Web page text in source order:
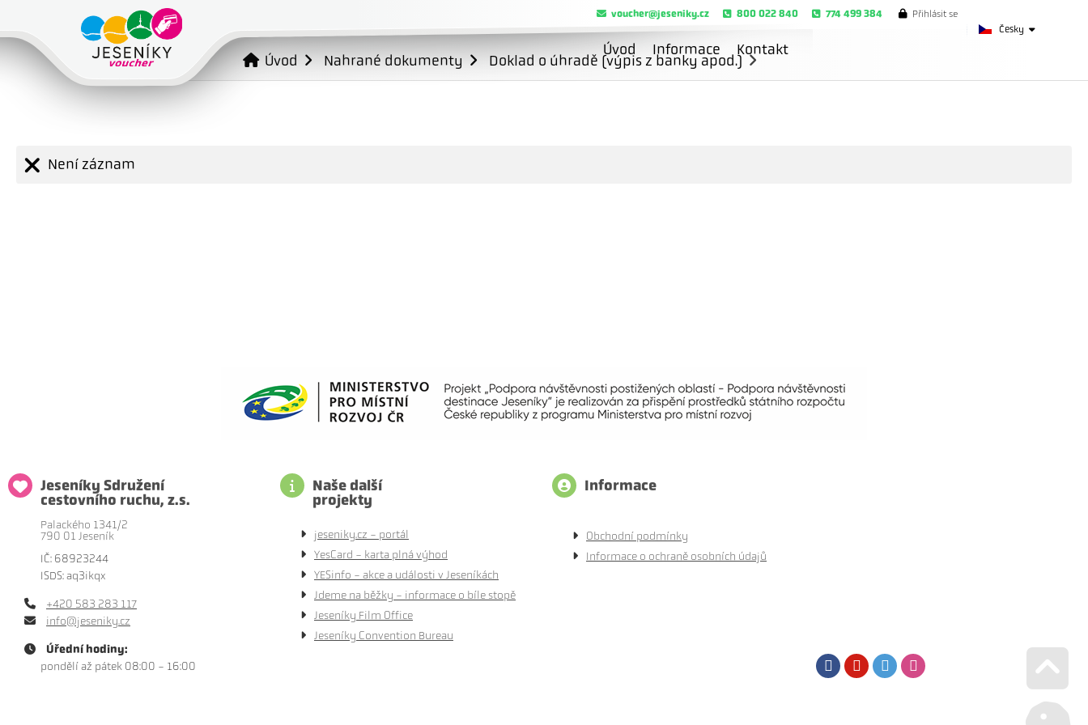
Česky
voucher@jeseniky.cz 800 022 840 774 499 384 Přihlásit se
Úvod Informace Kontakt
Úvod Nahrané dokumenty Doklad o úhradě (výpis z banky apod.)
Není záznam
Jeseníky Sdružení
cestovního ruchu, z.s.
Palackého 1341/2
790 01 Jeseník
IČ: 68923244
ISDS: aq3ikqx
+420 583 283 117
info@jeseniky.cz
Úřední hodiny:
pondělí až pátek 08:00 - 16:00
Naše další
projekty
jeseniky.cz - portál
YesCard - karta plná výhod
YESinfo - akce a události v Jeseníkách
Jdeme na běžky - informace o bíle stopě
Jeseníky Film Office
Jeseníky Convention Bureau
Informace
Obchodní podmínky
Informace o ochraně osobních údajů
FacebookYoutubeTwitter
Go